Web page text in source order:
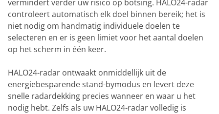
vermindert verder uw risico op botsing. HALO24-radar
controleert automatisch elk doel binnen bereik; het is
niet nodig om handmatig individuele doelen te
selecteren en er is geen limiet voor het aantal doelen
op het scherm in één keer.
HALO24-radar ontwaakt onmiddellijk uit de
energiebesparende stand-bymodus en levert deze
snelle radardekking precies wanneer en waar u het
nodig hebt. Zelfs als uw HALO24-radar volledig is